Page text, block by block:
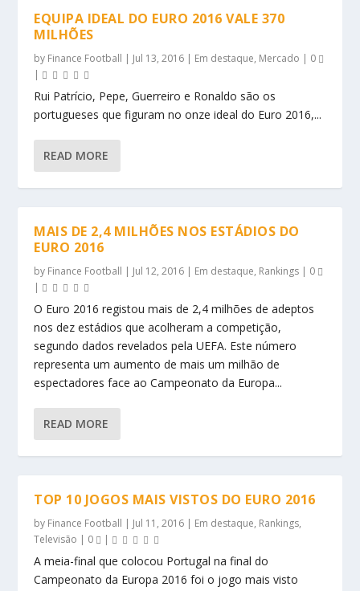
EQUIPA IDEAL DO EURO 2016 VALE 370
MILHÕES
by Finance Football | Jul 13, 2016 | Em destaque, Mercado | 0
|
Rui Patrício, Pepe, Guerreiro e Ronaldo são os
portugueses que figuram no onze ideal do Euro 2016,...
READ MORE
MAIS DE 2,4 MILHÕES NOS ESTÁDIOS DO
EURO 2016
by Finance Football | Jul 12, 2016 | Em destaque, Rankings | 0
|
O Euro 2016 registou mais de 2,4 milhões de adeptos
nos dez estádios que acolheram a competição,
segundo dados revelados pela UEFA. Este número
representa um aumento de mais um milhão de
espectadores face ao Campeonato da Europa...
READ MORE
TOP 10 JOGOS MAIS VISTOS DO EURO 2016
by Finance Football | Jul 11, 2016 | Em destaque, Rankings,
Televisão | 0 |
A meia-final que colocou Portugal na final do
Campeonato da Europa 2016 foi o jogo mais visto